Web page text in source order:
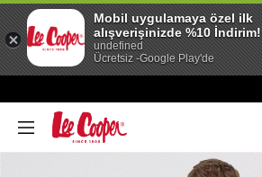
Mobil uygulamaya özel ilk
alışverişinizde %10 İndirim!
undefined
Ücretsiz -Google Play'de